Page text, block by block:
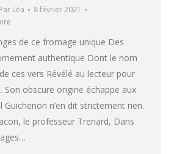
Par Léa
8 février 2021
de ce fromage unique Des
authentique Dont le nom
ces vers Révélé au lecteur pour
Son obscure origine échappe aux
Guichenon n’en dit strictement rien.
le professeur Trenard, Dans